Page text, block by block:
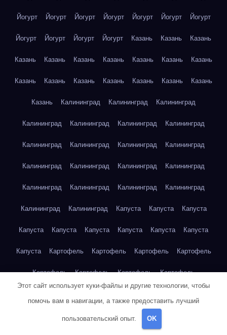
Йогурт Йогурт Йогурт Йогурт Йогурт Йогурт Йогурт
Йогурт Йогурт Йогурт Йогурт Казань Казань Казань
Казань Казань Казань Казань Казань Казань Казань
Казань Казань Казань Казань Казань Казань Казань
Казань Калининград Калининград Калининград
Калининград Калининград Калининград Калининград
Калининград Калининград Калининград Калининград
Калининград Калининград Калининград Калининград
Калининград Калининград Калининград Калининград
Калининград Калининград Капуста Капуста Капуста
Капуста Капуста Капуста Капуста Капуста Капуста
Капуста Картофель Картофель Картофель Картофель
Картофель Картофель Картофель Картофель
Кейптаун Кейптаун
Этот сайт использует куки-файлы и другие технологии, чтобы
помочь вам в навигации, а также предоставить лучший
пользовательский опыт. OK